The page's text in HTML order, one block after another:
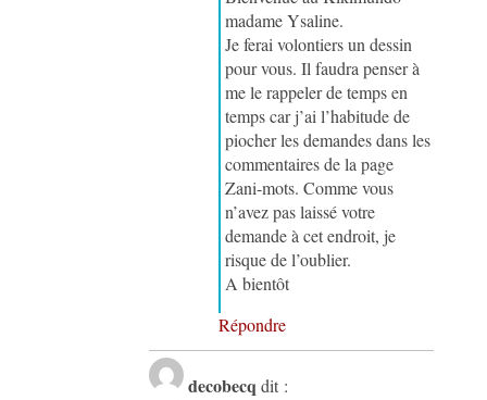
madame Ysaline.
Je ferai volontiers un dessin
pour vous. Il faudra penser à
me le rappeler de temps en
temps car j’ai l’habitude de
piocher les demandes dans les
commentaires de la page
Zani-mots. Comme vous
n’avez pas laissé votre
demande à cet endroit, je
risque de l’oublier.
A bientôt
Répondre
decobecq dit :